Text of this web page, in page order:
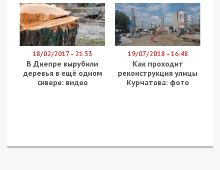
Дніпропетровська ОВА, передає49000.
Нікопольський район
У Марганці через удар FPV постраждав 64-
річний чоловік. У Нікополі внаслідок артобстрілу
також постраждав 72-річний чоловік. Обох
госпіталізували: 72-річного чоловіка – у важкому
стані, 64-річний чоловік – у стані середньої
сільську та міську громади.